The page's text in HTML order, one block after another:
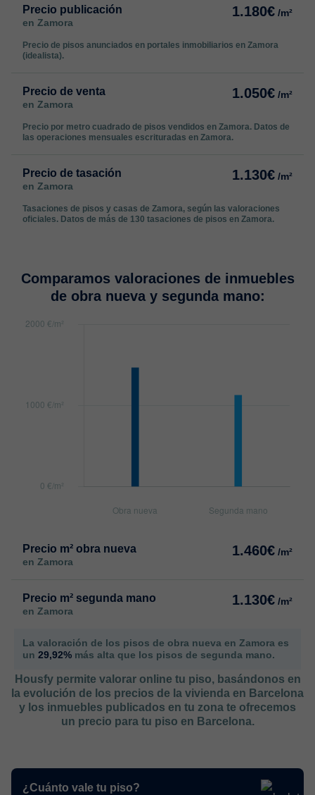
Precio publicación
en Zamora
1.180€ /m²
Precio de pisos anunciados en portales inmobiliarios en Zamora
(idealista).
Precio de venta
en Zamora
1.050€ /m²
Precio por metro cuadrado de pisos vendidos en Zamora. Datos de
las operaciones mensuales escrituradas en Zamora.
Precio de tasación
en Zamora
1.130€ /m²
Tasaciones de pisos y casas de Zamora, según las valoraciones
oficiales. Datos de más de 130 tasaciones de pisos en Zamora.
Comparamos valoraciones de inmuebles
de obra nueva y segunda mano:
Precio m² obra nueva
en Zamora
1.460€ /m²
Precio m² segunda mano
en Zamora
1.130€ /m²
La valoración de los pisos de obra nueva en Zamora es
un 29,92% más alta que los pisos de segunda mano.
Housfy permite valorar online tu piso, basándonos en
la evolución de los precios de la vivienda en Barcelona
y los inmuebles publicados en tu zona te ofrecemos
un precio para tu piso en Barcelona.
¿Cuánto vale tu piso?